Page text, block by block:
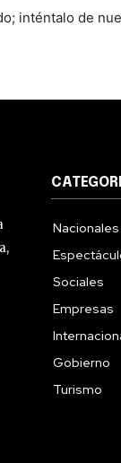
inténtalo de
Nacionales
Sociales
Empresas
Gobierno
Turismo